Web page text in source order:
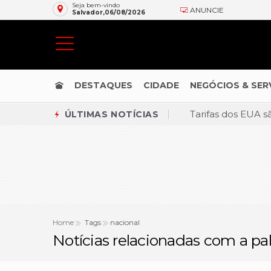
Seja bem-vindo
Salvador,06/08/2026
ANUNCIE
DESTAQUES CIDADE NEGÓCIOS &
ÚLTIMAS NOTÍCIAS
Tarifas dos EUA
Estudo sobre
Home Tags nacional
Notícias relacionadas com a